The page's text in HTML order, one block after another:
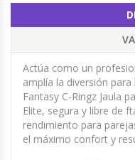
Actúa como un
amplía la diversión
Fantasy C-Ringz Jaula
Elite, segura y libre de
rendimiento para
el máximo confort y